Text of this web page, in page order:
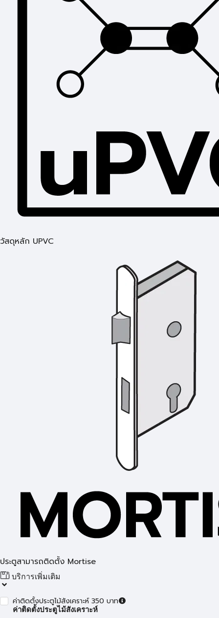
วัสดุหลัก UPVC
ประตูสามารถติดตั้ง Mortise
บริการเพิ่มเติม
ค่าติดตั้งประตูไม้สังเคราะห์ 350 บาท
ค่าติดตั้งประตูไม้สังเคราะห์